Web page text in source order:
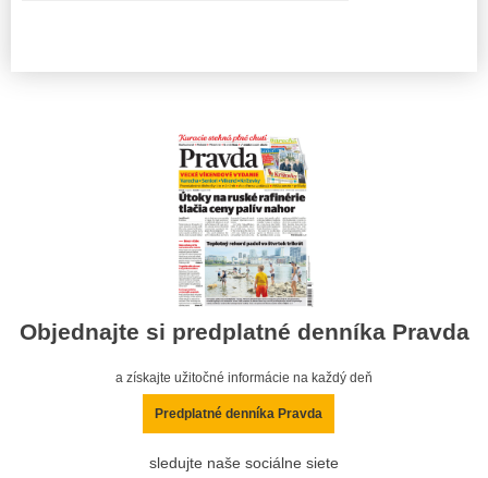
Objednajte si predplatné denníka Pravda
a získajte užitočné informácie na každý deň
Predplatné denníka Pravda
sledujte naše sociálne siete